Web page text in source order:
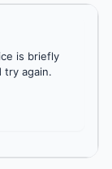
is briefly
try again.